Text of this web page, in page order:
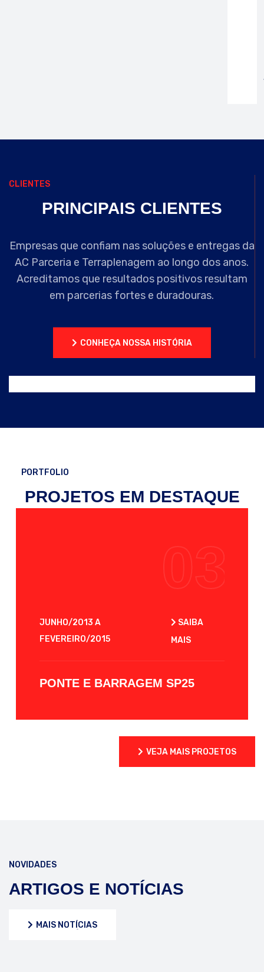
CLIENTES
PRINCIPAIS CLIENTES
Empresas que confiam nas soluções e entregas da
AC Parceria e Terraplenagem ao longo dos anos.
Acreditamos que resultados positivos resultam
em parcerias fortes e duradouras.
CONHEÇA NOSSA HISTÓRIA
PORTFOLIO
PROJETOS EM DESTAQUE
PREV
NEXT
JUNHO/2013 A
FEVEREIRO/2015
SAIBA
MAIS
PONTE E BARRAGEM SP25
VEJA MAIS PROJETOS
NOVIDADES
ARTIGOS E NOTÍCIAS
MAIS NOTÍCIAS